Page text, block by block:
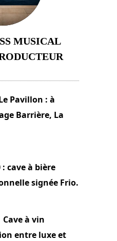
MUSICAL
Pavillon : à
Barrière, La
: cave à bière
signée Frio.
Cave à vin
entre luxe et